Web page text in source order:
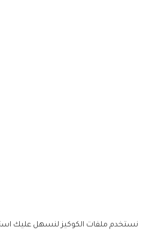
نستخدم ملفات الكوكيز لنسهل عليك